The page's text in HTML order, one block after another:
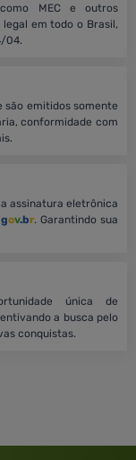
MEC e outros
em todo o Brasil,
04.
são emitidos somente
conformidade com
assinatura eletrônica
gov.br. Garantindo sua
única de
a busca pelo
conquistas.